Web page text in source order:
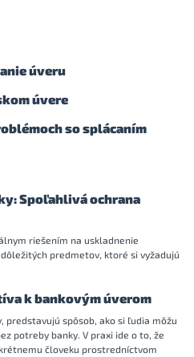
úveru
úvere
so splácaním
Spoľahlivá ochrana
riešením na uskladnenie
predmetov, ktoré si vyžadujú
k bankovým úverom
predstavujú spôsob, ako si ľudia môžu
potreby banky. V praxi ide o to, že
človeku prostredníctvom